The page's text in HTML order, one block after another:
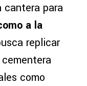
cantera para
a la
replicar
como